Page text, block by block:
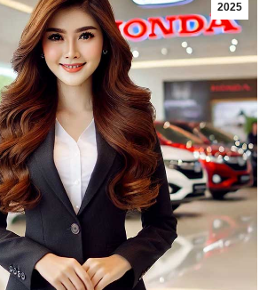
2025